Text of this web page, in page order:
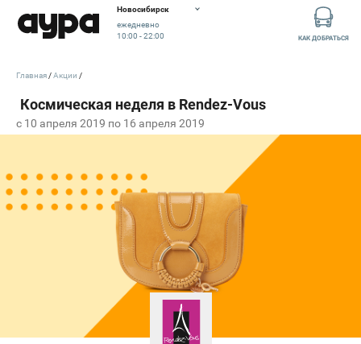
Новосибирск
ежедневно
10:00 - 22:00
КАК ДОБРАТЬСЯ
c 10 апреля 2019 по 16 апреля 2019
Главная Акции